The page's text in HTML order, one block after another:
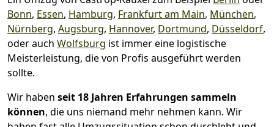
Bonn, Essen, Hamburg, Frankfurt am Main, München,
Nürnberg, Augsburg, Hannover, Dortmund, Düsseldorf,
oder auch Wolfsburg ist immer eine logistische
Meisterleistung, die von Profis ausgeführt werden
sollte.
Wir haben seit 18 Jahren Erfahrungen sammeln
können, die uns niemand mehr nehmen kann. Wir